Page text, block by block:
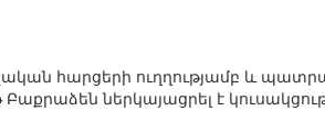
հարցերի ուղղությամբ և
ներկայացրել է